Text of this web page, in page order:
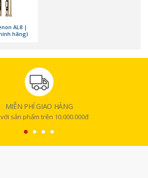
AL8 |
hãng)
MIỄN PHÍ GIAO HÀNG
sản phẩm trên 10.000.000đ